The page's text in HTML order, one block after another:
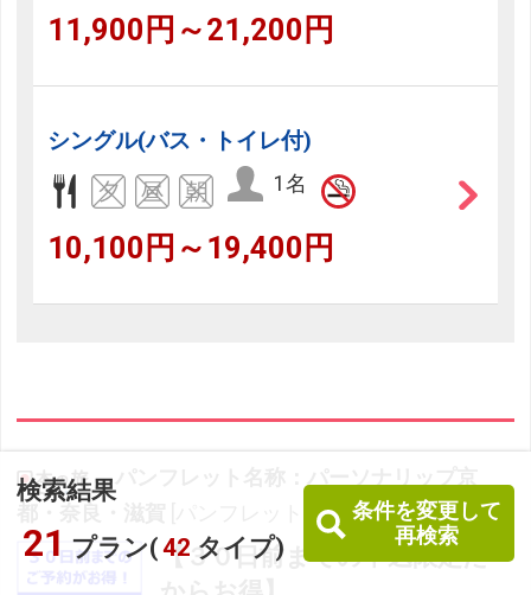
検索結果
21 プラン(42 タイプ)
条件を変更して
再検索
11,900円～21,200円
シングル(バス・トイレ付)
1名
10,100円～19,400円
[パンフレットコード：CAV1100]
【３０日前までの申込限定だ